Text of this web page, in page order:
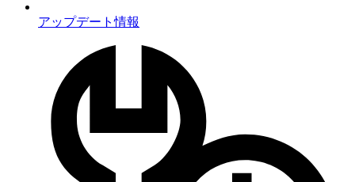
アップデート情報